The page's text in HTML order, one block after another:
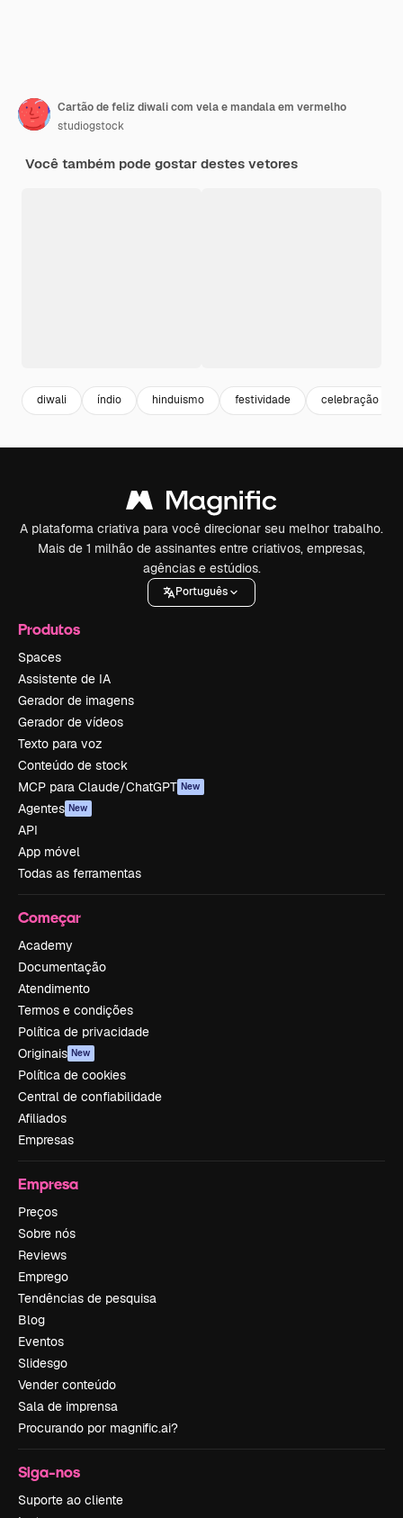
Cartão de feliz diwali com vela e mandala em vermelho
studiogstock
Você também pode gostar destes vetores
diwali índio hinduismo festividade celebração
A plataforma criativa para você direcionar seu melhor trabalho.
Mais de 1 milhão de assinantes entre criativos, empresas,
agências e estúdios.
Português
Produtos
Spaces
Assistente de IA
Gerador de imagens
Gerador de vídeos
Texto para voz
Conteúdo de stock
MCP para Claude/ChatGPT New
Agentes New
API
App móvel
Todas as ferramentas
Começar
Academy
Documentação
Atendimento
Termos e condições
Política de privacidade
Originais New
Política de cookies
Central de confiabilidade
Afiliados
Empresas
Empresa
Preços
Sobre nós
Reviews
Emprego
Tendências de pesquisa
Blog
Eventos
Slidesgo
Vender conteúdo
Sala de imprensa
Procurando por magnific.ai?
Siga-nos
Suporte ao cliente